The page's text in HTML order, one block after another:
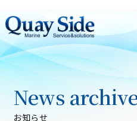
お知らせ
News